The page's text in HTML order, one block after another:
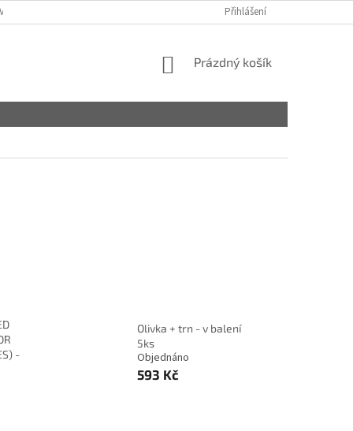
Přihlášení
NÁKUPNÍ
Prázdný košík
-
Olivka + trn - v balení
5ks
Objednáno
593 Kč